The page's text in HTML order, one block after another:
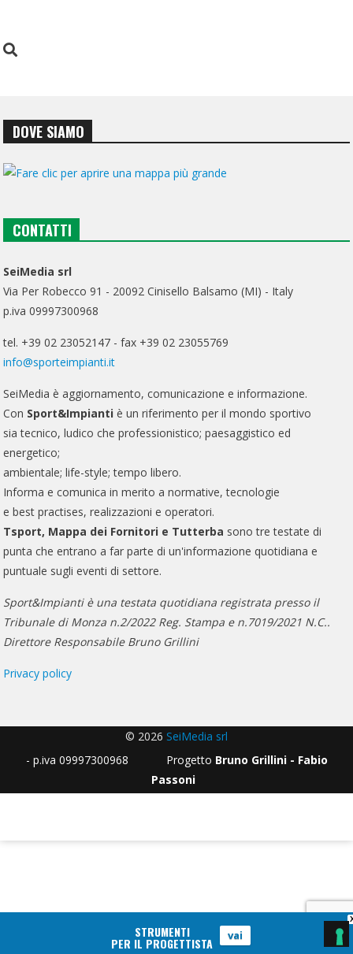
DOVE SIAMO
CONTATTI
SeiMedia srl
Via Per Robecco 91 - 20092 Cinisello Balsamo (MI) - Italy
p.iva 09997300968
tel. +39 02 23052147 - fax +39 02 23055769
info@sporteimpianti.it
SeiMedia è aggiornamento, comunicazione e informazione.
Con Sport&Impianti è un riferimento per il mondo sportivo
sia tecnico, ludico che professionistico; paesaggistico ed
energetico;
ambientale; life-style; tempo libero.
Informa e comunica in merito a normative, tecnologie
e best practises, realizzazioni e operatori.
Tsport, Mappa dei Fornitori e Tutterba sono tre testate di
punta che entrano a far parte di un'informazione quotidiana e
puntuale sugli eventi di settore.
Sport&Impianti è una testata quotidiana registrata presso il
Tribunale di Monza n.2/2022 Reg. Stampa e n.7019/2021 N.C..
Direttore Responsabile Bruno Grillini
Privacy policy
© 2026 SeiMedia srl
- p.iva 09997300968 Progetto Bruno Grillini - Fabio
Passoni
STRUMENTI
PER IL PROGETTISTA vai